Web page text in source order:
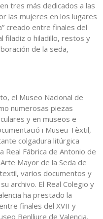
tres más dedicados a las
las mujeres en los lugares
creado entre finales del
filadiz o hiladillo, restos y
de la seda,
el Museo Nacional de
numerosas piezas
y en museos e
i Museu Tèxtil,
colgadura litúrgica
Real Fábrica de Antonio de
Mayor de la Seda de
varios documentos y
archivo. El Real Colegio y
ha prestado la
finales del XVII y
Benlliure de Valencia,